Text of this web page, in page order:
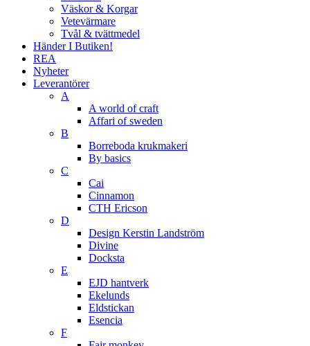
Väskor & Korgar
Vetevärmare
Tvål & tvättmedel
Händer I Butiken!
REA
Nyheter
Leverantörer
A
A world of craft
Affari of sweden
B
Borreboda krukmakeri
By basics
C
Cai
Cinnamon
CTH Ericson
D
Design Kerstin Landström
Divine
Docksta
E
EJD hantverk
Ekelunds
Eldstickan
Esencia
F